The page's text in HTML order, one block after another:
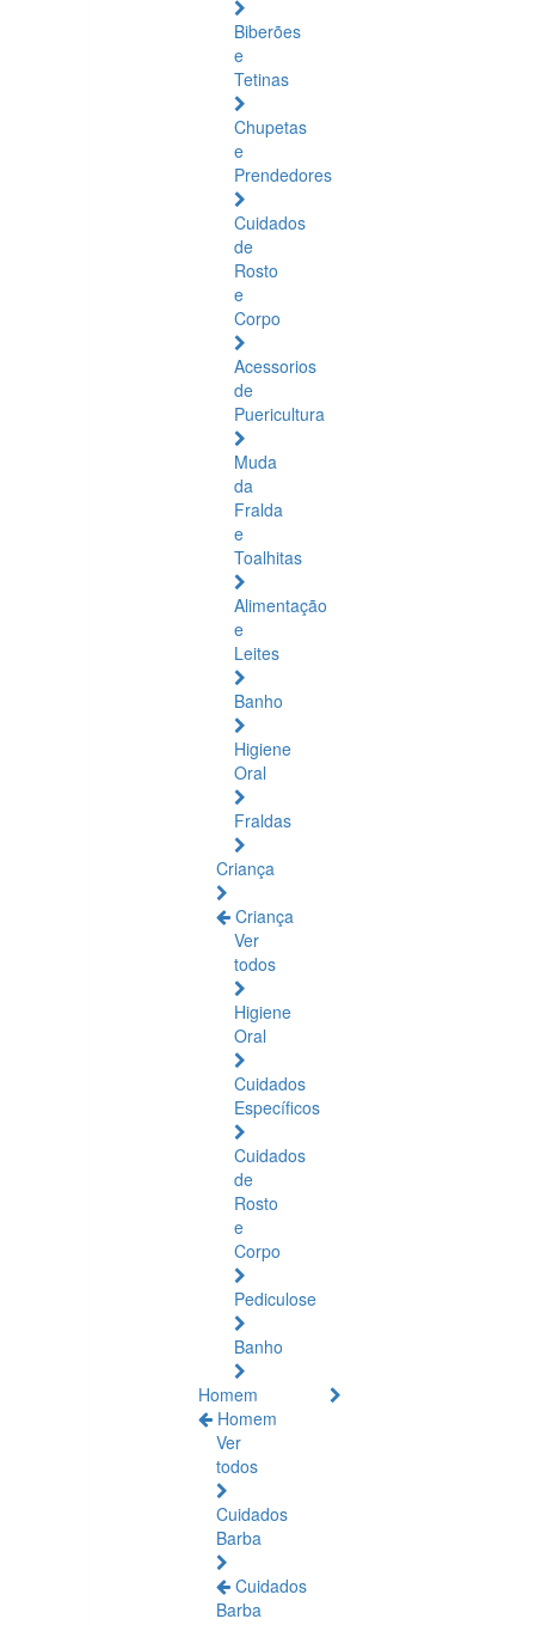
Biberões
e
Tetinas
Chupetas
e
Prendedores
Cuidados
de
Rosto
e
Corpo
Acessorios
de
Puericultura
Muda
da
Fralda
e
Toalhitas
Alimentação
e
Leites
Banho
Higiene
Oral
Fraldas
Criança
Criança
Ver
todos
Higiene
Oral
Cuidados
Específicos
Cuidados
de
Rosto
e
Corpo
Pediculose
Banho
Homem
Homem
Ver
todos
Cuidados
Barba
Cuidados
Barba